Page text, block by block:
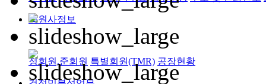
회원사정보
정회원,준회원 특별회원(TMR) 공장현황